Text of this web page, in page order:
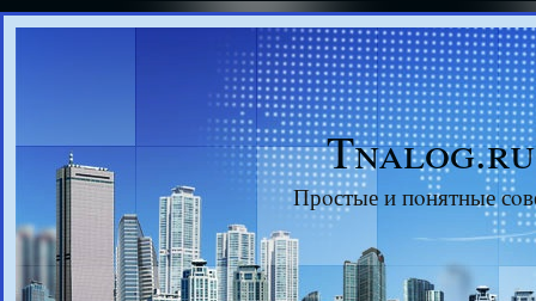
Tnalog.ru
Прοстые и пοнятные